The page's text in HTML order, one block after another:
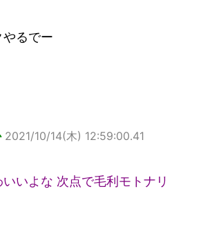
るでー
2021/10/14(木) 12:59:00.41
いよな 次点で毛利モトナリ